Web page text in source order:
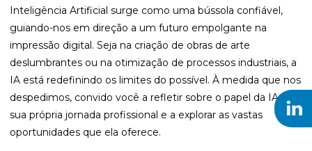
Inteligência Artificial surge como uma bússola confiável,
guiando-nos em direção a um futuro empolgante na
impressão digital. Seja na criação de obras de arte
deslumbrantes ou na otimização de processos industriais, a
IA está redefinindo os limites do possível. À medida que nos
despedimos, convido você a refletir sobre o papel da IA em
sua própria jornada profissional e a explorar as vastas
oportunidades que ela oferece.